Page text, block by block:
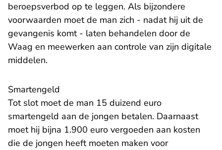
beroepsverbod op te leggen. Als bijzondere
voorwaarden moet de man zich - nadat hij uit de
gevangenis komt - laten behandelen door de
Waag en meewerken aan controle van zijn digitale
middelen.
Smartengeld
Tot slot moet de man 15 duizend euro
smartengeld aan de jongen betalen. Daarnaast
moet hij bijna 1.900 euro vergoeden aan kosten
die de jongen heeft moeten maken voor